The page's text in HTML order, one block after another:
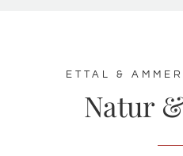
ETTAL &
Natur